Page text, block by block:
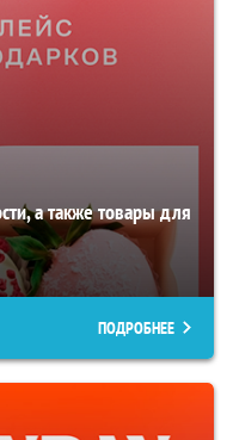
а также товары для
ПОДРОБНЕЕ